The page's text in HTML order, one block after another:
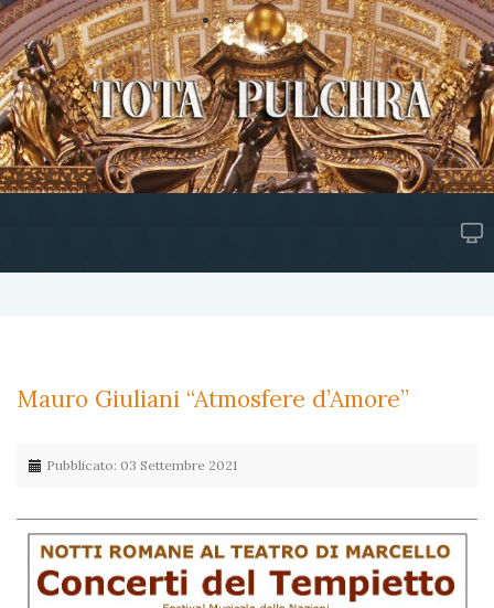
Mauro Giuliani “Atmosfere d’Amore”
Pubblicato: 03 Settembre 2021